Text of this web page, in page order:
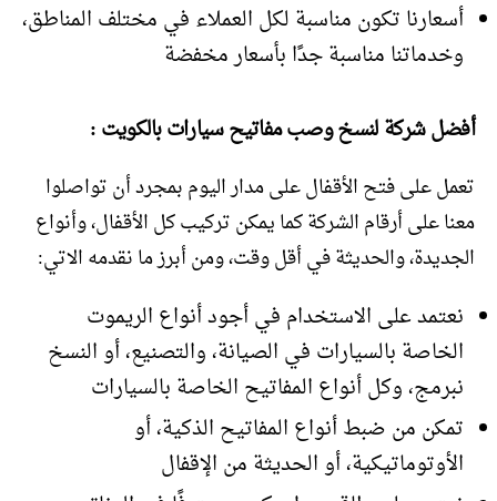
أسعارنا تكون مناسبة لكل العملاء في مختلف المناطق،
وخدماتنا مناسبة جدًا بأسعار مخفضة
أفضل شركة لنسخ وصب مفاتيح سيارات بالكويت :
تعمل على فتح الأقفال على مدار اليوم بمجرد أن تواصلوا
معنا على أرقام الشركة كما يمكن تركيب كل الأقفال، وأنواع
الجديدة، والحديثة في أقل وقت، ومن أبرز ما نقدمه الاتي:
نعتمد على الاستخدام في أجود أنواع الريموت
الخاصة بالسيارات في الصيانة، والتصنيع، أو النسخ
نبرمج، وكل أنواع المفاتيح الخاصة بالسيارات
تمكن من ضبط أنواع المفاتيح الذكية، أو
الأوتوماتيكية، أو الحديثة من الإقفال